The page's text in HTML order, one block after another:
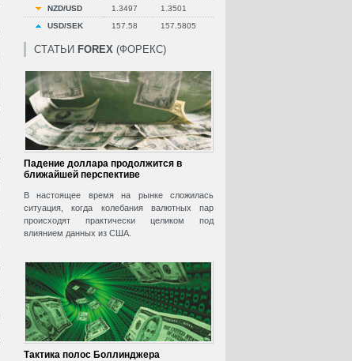
NZD/USD
1.3497
1.3501
USD/SEK
157.58 157.5805
СТАТЬИ FOREX (ФОРЕКС)
Падение доллара продолжится в
ближайшей перспективе
В настоящее время на рынке сложилась
ситуация, когда колебания валютных пар
происходят практически целиком под
влиянием данных из США.
Тактика полос Боллинджера